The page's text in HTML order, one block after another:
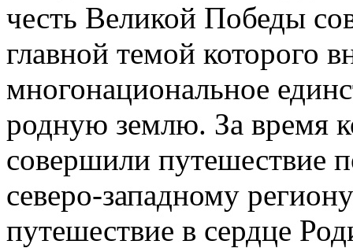
честь Великой Победы
главной темой которого
многонациональное
родную землю. За время
совершили путешествие
северо-западному
путешествие в сердце